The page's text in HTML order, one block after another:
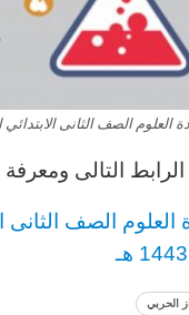
الصف الثانى الابتدائي
التالى ومعرفة
العلوم الصف الثانى
1443 هـ
الحربي